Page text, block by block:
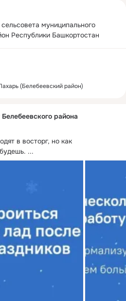
района
в восторг, но как
...
муниципального
Республики Башкортостан
(Белебеевский район)